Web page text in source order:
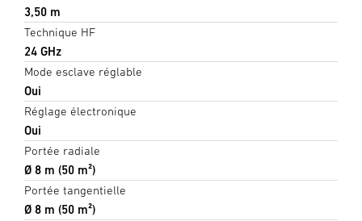
3,50 m
Technique HF
24 GHz
Mode esclave réglable
Oui
Réglage électronique
Oui
Portée radiale
Ø 8 m (50 m²)
Portée tangentielle
Ø 8 m (50 m²)